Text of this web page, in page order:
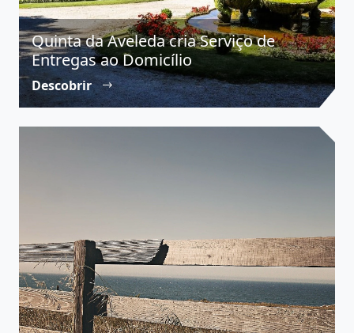
Quinta da Aveleda cria Serviço de
Entregas ao Domicílio
Descobrir